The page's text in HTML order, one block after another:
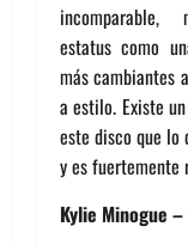
incomparable,
estatus como
más cambiantes
a estilo. Existe
este disco que lo
y es fuertemente
Kylie Minogue –